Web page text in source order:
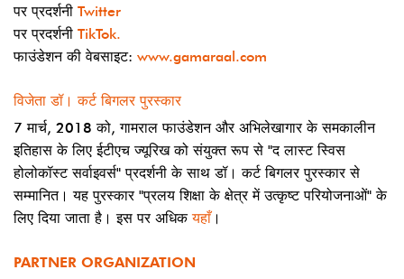
पर प्रदर्शनी Twitter
पर प्रदर्शनी TikTok.
फाउंडेशन की वेबसाइट: www.gamaraal.com
विजेता डॉ। कर्ट बिगलर पुरस्कार
7 मार्च, 2018 को, गामराल फाउंडेशन और अभिलेखागार के समकालीन
इतिहास के लिए ईटीएच ज्यूरिख को संयुक्त रूप से "द लास्ट स्विस
होलोकॉस्ट सर्वाइवर्स" प्रदर्शनी के साथ डॉ। कर्ट बिगलर पुरस्कार से
सम्मानित। यह पुरस्कार "प्रलय शिक्षा के क्षेत्र में उत्कृष्ट परियोजनाओं" के
लिए दिया जाता है। इस पर अधिकयहाँ।
PARTNER ORGANIZATION